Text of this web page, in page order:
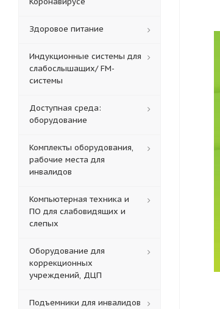
Здоровое питание
Индукционные системы для
слабослышащих/ FM-
системы
Доступная среда:
оборудование
Комплекты оборудования,
рабочие места для
инвалидов
Компьютерная техника и
ПО для слабовидящих и
слепых
Оборудование для
коррекционных
учреждений, ДЦП
Подъемники для инвалидов